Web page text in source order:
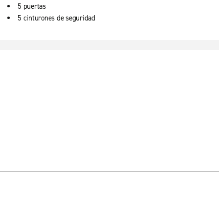
5 puertas
5 cinturones de seguridad